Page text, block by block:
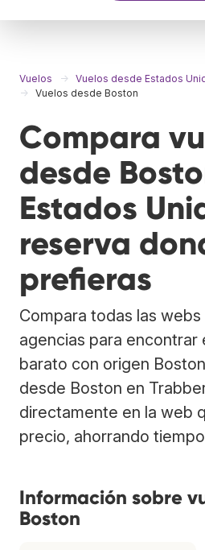
Vuelos
Vuelos desde Estados
Vuelos desde Boston
Compara
desde
Estados
reserva
prefieras
Compara todas las
agencias para encontrar
barato con origen
desde Boston en
directamente en la web
precio, ahorrando
Información sobre
Boston